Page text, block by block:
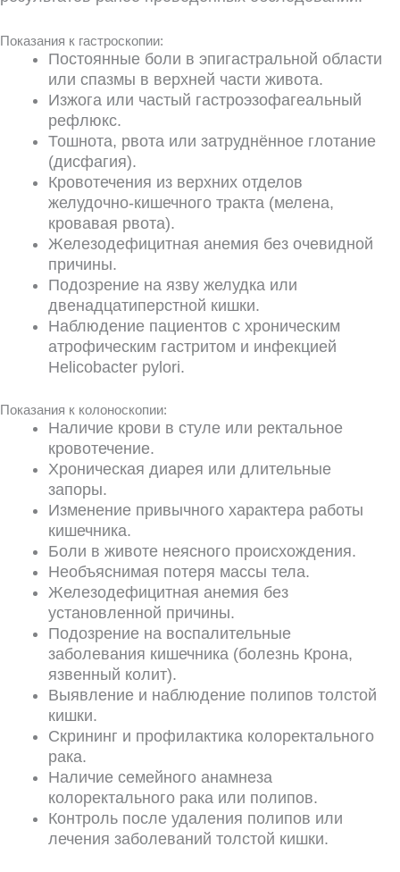
Показания к гастроскопии:
Постоянные боли в эпигастральной области
или спазмы в верхней части живота.
Изжога или частый гастроэзофагеальный
рефлюкс.
Тошнота, рвота или затруднённое глотание
(дисфагия).
Кровотечения из верхних отделов
желудочно-кишечного тракта (мелена,
кровавая рвота).
Железодефицитная анемия без очевидной
причины.
Подозрение на язву желудка или
двенадцатиперстной кишки.
Наблюдение пациентов с хроническим
атрофическим гастритом и инфекцией
Helicobacter pylori.
Показания к колоноскопии:
Наличие крови в стуле или ректальное
кровотечение.
Хроническая диарея или длительные
запоры.
Изменение привычного характера работы
кишечника.
Боли в животе неясного происхождения.
Необъяснимая потеря массы тела.
Железодефицитная анемия без
установленной причины.
Подозрение на воспалительные
заболевания кишечника (болезнь Крона,
язвенный колит).
Выявление и наблюдение полипов толстой
кишки.
Скрининг и профилактика колоректального
рака.
Наличие семейного анамнеза
колоректального рака или полипов.
Контроль после удаления полипов или
лечения заболеваний толстой кишки.